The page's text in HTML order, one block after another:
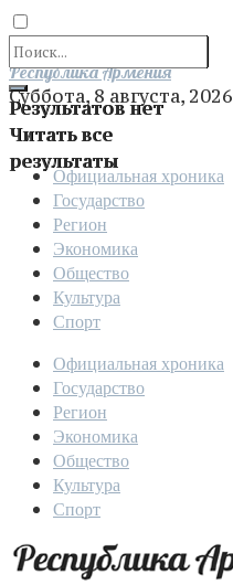
Результатов нет
Читать все
результаты
Отправить
Республика Армения
Суббота, 8 августа, 2026
Официальная хроника
Государство
Регион
Экономика
Общество
Культура
Спорт
Официальная хроника
Государство
Регион
Экономика
Общество
Культура
Спорт